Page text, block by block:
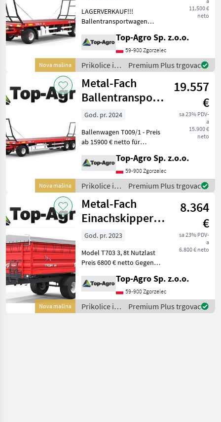
Nova mašina
Ballentransportwagen
T0
11.500 €
neto
LAGERVERKAUF!!!
Ballentransportwagen
- letzte STK noch
verfügbar!!! Technische
Daten: Typgenehmigung PL
Zulässige Geschwindigkei
Top-Agro Sp. z.o.o.
59-900 Zgorzelec
Prikolice i
transportna
vozila /
Metal-Fach
Premium Plus trgovac
Nova mašina
Metal-Fach
Ballentransportanhänger
T009/1
19.557
€
sa 23% PDV-
a
15.900 €
neto
God. pr. 2024
Ballenwagen T009/1 - Preis
ab 15900 € netto für
Technische Daten: Nutzlast
[kg] 11 440 Gewicht [kg]
3560 Gesamtlänge /
Gesamtbre
Top-Agro Sp. z.o.o.
59-900 Zgorzelec
Prikolice i
transportna
vozila /
Metal-Fach
Premium Plus trgovac
Nova mašina
Metal-Fach
Einachskipper
T703A
8.364
€
sa 23% PDV-
a
6.800 € neto
God. pr. 2023
Model T703 3, 8t Nutzlast
Preis 6800 € netto Gegen
500mm - 1000 € netto
Aufsatz aus Gitter 700mm
Plane Auflaufbremse 2-
Kreis DL Bremse B
Top-Agro Sp. z.o.o.
59-900 Zgorzelec
Prikolice i
transportna
Premium Plus trgovac